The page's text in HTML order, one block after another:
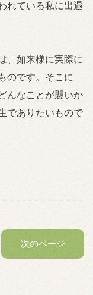
れている私に出遇
、如来様に実際に
のです。そこに
んなことが襲いか
でありたいもので
次のページ